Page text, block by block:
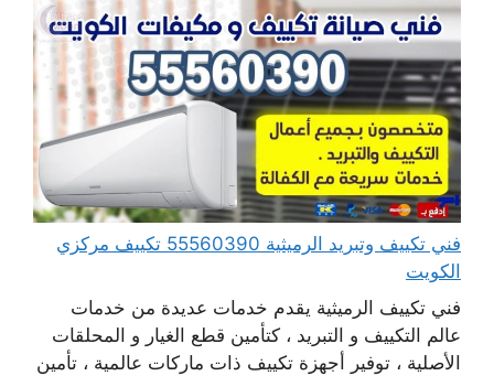
فني تكييف وتبريد الرميثية 55560390 تكييف مركزي
الكويت
فني تكييف الرميثية يقدم خدمات عديدة من خدمات
عالم التكييف و التبريد ، كتأمين قطع الغيار و المحلقات
الأصلية ، توفير أجهزة تكييف ذات ماركات عالمية ، تأمين